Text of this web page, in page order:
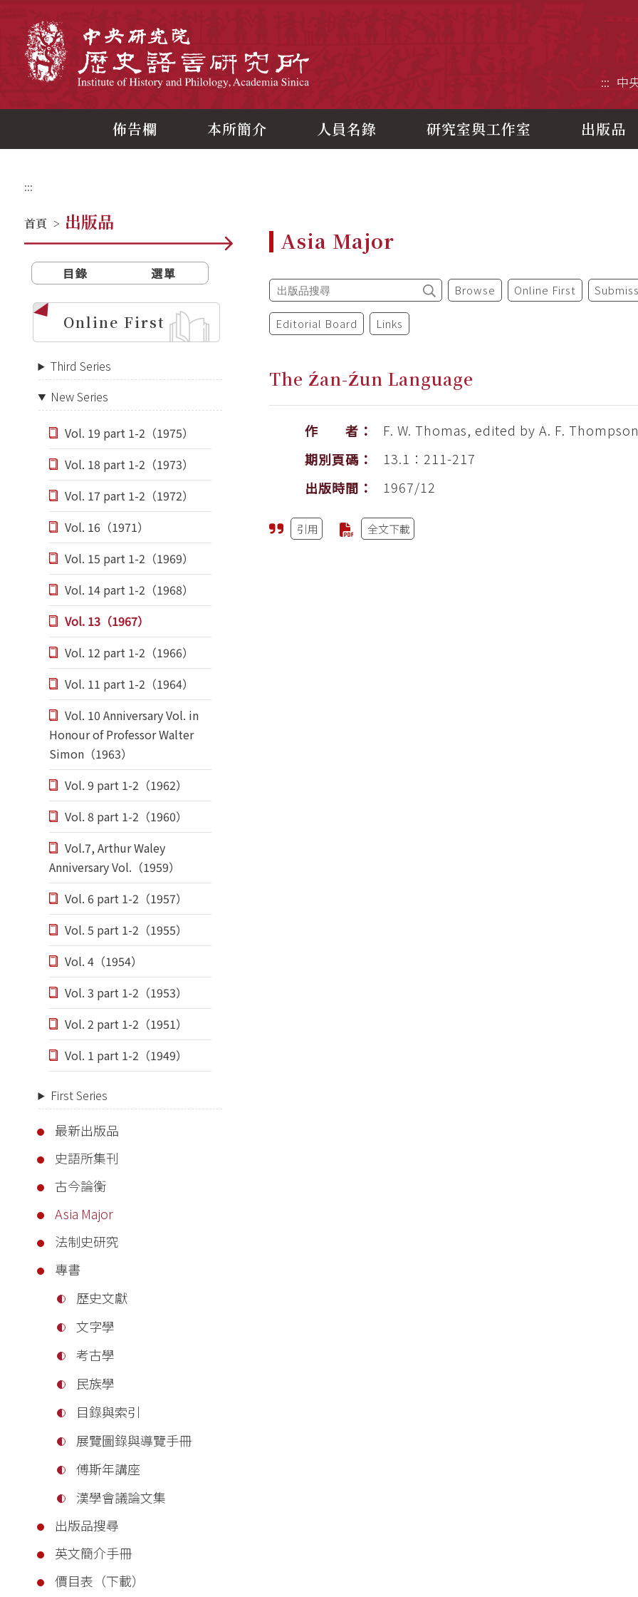
::: 中
佈告欄 本所簡介 人員名錄 研究室與工作室 出版品
:::
首頁 > 出版品
目錄 選單
Online First
Third Series
New Series
Vol. 19 part 1-2（1975）
Vol. 18 part 1-2（1973）
Vol. 17 part 1-2（1972）
Vol. 16（1971）
Vol. 15 part 1-2（1969）
Vol. 14 part 1-2（1968）
Vol. 13（1967）
Vol. 12 part 1-2（1966）
Vol. 11 part 1-2（1964）
Vol. 10 Anniversary Vol. in
Honour of Professor Walter
Simon（1963）
Vol. 9 part 1-2（1962）
Vol. 8 part 1-2（1960）
Vol.7, Arthur Waley
Anniversary Vol.（1959）
Vol. 6 part 1-2（1957）
Vol. 5 part 1-2（1955）
Vol. 4（1954）
Vol. 3 part 1-2（1953）
Vol. 2 part 1-2（1951）
Vol. 1 part 1-2（1949）
First Series
最新出版品
史語所集刊
古今論衡
Asia Major
法制史研究
專書
歷史文獻
文字學
考古學
民族學
目錄與索引
展覽圖錄與導覽手冊
傅斯年講座
漢學會議論文集
出版品搜尋
英文簡介手冊
價目表（下載）
Asia Major
Browse Online First
Editorial Board Links
The Źan-Źun Language
作 者：
F. W. Thomas, edited by A. F. Thompson
期別頁碼：
13.1：211-217
出版時間：
1967/12
引用 全文下載